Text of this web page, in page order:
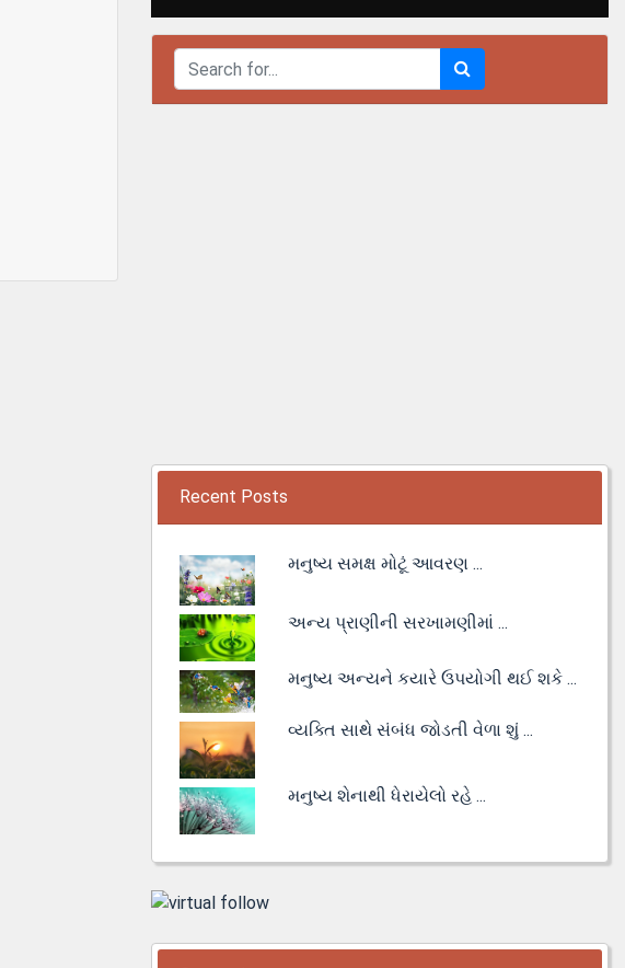
Recent Posts
મનુષ્ય સમક્ષ મોટૂં આવરણ ...
અન્ય પ્રાણીની સરખામણીમાં ...
મનુષ્ય અન્યને કયારે ઉપયોગી થઈ શકે ...
વ્યક્તિ સાથે સંબંધ જોડતી વેળા શું ...
મનુષ્ય શેનાથી ધેરાયેલો રહે ...